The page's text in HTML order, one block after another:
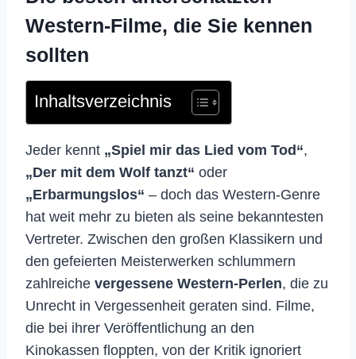
Western-Filme, die Sie kennen
sollten
Inhaltsverzeichnis
Jeder kennt „Spiel mir das Lied vom Tod“,
„Der mit dem Wolf tanzt“ oder
„Erbarmungslos“ – doch das Western-Genre
hat weit mehr zu bieten als seine bekanntesten
Vertreter. Zwischen den großen Klassikern und
den gefeierten Meisterwerken schlummern
zahlreiche vergessene Western-Perlen, die zu
Unrecht in Vergessenheit geraten sind. Filme,
die bei ihrer Veröffentlichung an den
Kinokassen floppten, von der Kritik ignoriert